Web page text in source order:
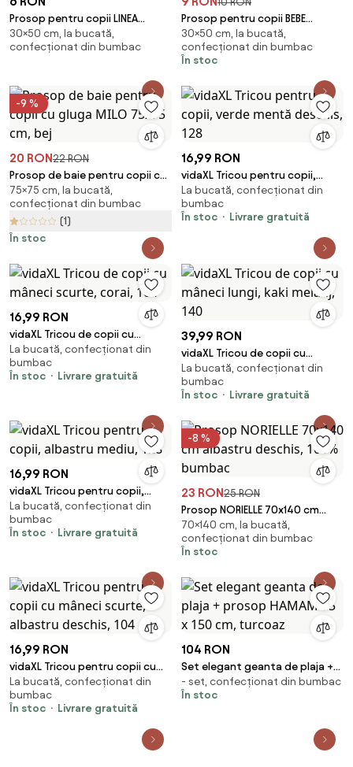
Prosop pentru copii LINEA
30x50 cm albastru, 100%
bumbac
30×50 cm, la bucată,
confecționat din bumbac
Prosop pentru copii BEBE
trenulet roz 30x50 cm
30×50 cm, la bucată,
confecționat din bumbac
În stoc
-9 %
20 RON22 RON
Prosop de baie pentru copii cu
gluga MILO 75x75 cm, bej
75×75 cm, la bucată,
confecționat din bumbac
(1)
În stoc
16,99 RON
vidaXL Tricou pentru copii,
verde mentă deschis, 128
La bucată, confecționat din
bumbac
În stoc
Livrare gratuită
16,99 RON
vidaXL Tricou de copii cu
mâneci scurte, corai, 104
La bucată, confecționat din
bumbac
În stoc
Livrare gratuită
39,99 RON
vidaXL Tricou de copii cu
mâneci lungi, kaki melanj, 140
La bucată, confecționat din
bumbac
În stoc
Livrare gratuită
16,99 RON
vidaXL Tricou pentru copii,
albastru mediu, 128
La bucată, confecționat din
bumbac
În stoc
Livrare gratuită
-8 %
23 RON25 RON
Prosop NORIELLE 70x140 cm
albastru deschis, 100% bumbac
70×140 cm, la bucată,
confecționat din bumbac
În stoc
16,99 RON
vidaXL Tricou pentru copii cu
mâneci scurte, albastru
deschis, 104
La bucată, confecționat din
bumbac
În stoc
Livrare gratuită
104 RON
Set elegant geanta de plaja +
prosop HAMAM 75 x 150 cm,
turcoaz
- set, confecționat din bumbac
În stoc